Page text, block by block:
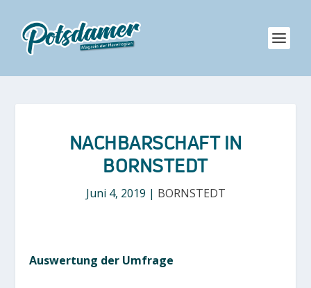
NACHBARSCHAFT IN
BORNSTEDT
Juni 4, 2019 | BORNSTEDT
Auswertung der Umfrage